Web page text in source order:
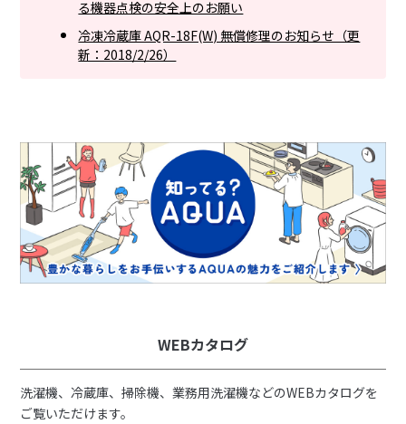
る機器点検の安全上のお願い
冷凍冷蔵庫 AQR-18F(W) 無償修理のお知らせ（更
新：2018/2/26）
WEBカタログ
洗濯機、冷蔵庫、掃除機、業務用洗濯機などのWEBカタログを
ご覧いただけます。